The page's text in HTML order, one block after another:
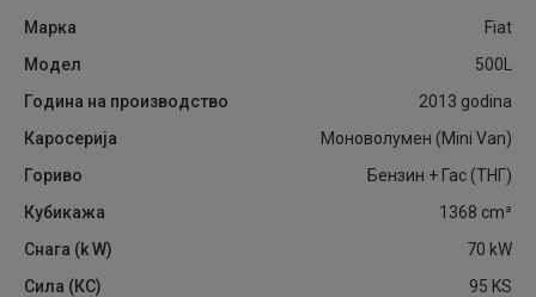
Марка
Fiat
Модел
500L
Година на производство
2013 godina
Каросерија
Моноволумен (Mini Van)
Гориво
Бензин + Гас (ТНГ)
Кубикажа
1368 cm³
Снага (k W)
70 kW
Сила (КС)
95 KS